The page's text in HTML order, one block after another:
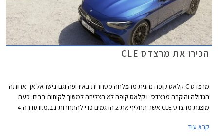
הכירו את מרצדס CLE
מרצדס C קלאס קופה נהנית מהצלחה מסחרית באירופה וגם בישראל אך אחותה
הגדולה והיקרה מרצדס E קלאס קופה לא הצליחה למשוך לקוחות רבים. כעת
מוצגת מרצדס CLE אשר תחליף את 2 הדגמים כדי להתחרות בב.מ.וו סדרה 4
ברבעון הראשון של 2024.
קרא עוד